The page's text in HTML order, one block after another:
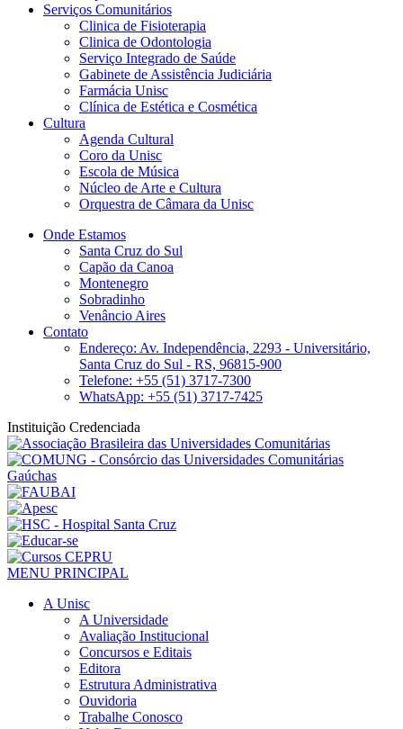
Serviços Comunitários
Clinica de Fisioterapia
Clinica de Odontologia
Serviço Integrado de Saúde
Gabinete de Assistência Judiciária
Farmácia Unisc
Clínica de Estética e Cosmética
Cultura
Agenda Cultural
Coro da Unisc
Escola de Música
Núcleo de Arte e Cultura
Orquestra de Câmara da Unisc
Onde Estamos
Santa Cruz do Sul
Capão da Canoa
Montenegro
Sobradinho
Venâncio Aires
Contato
Endereço: Av. Independência, 2293 - Universitário,
Santa Cruz do Sul - RS, 96815-900
Telefone: +55 (51) 3717-7300
WhatsApp: +55 (51) 3717-7425
Instituição Credenciada
MENU PRINCIPAL
A Unisc
A Universidade
Avaliação Institucional
Concursos e Editais
Editora
Estrutura Administrativa
Ouvidoria
Trabalhe Conosco